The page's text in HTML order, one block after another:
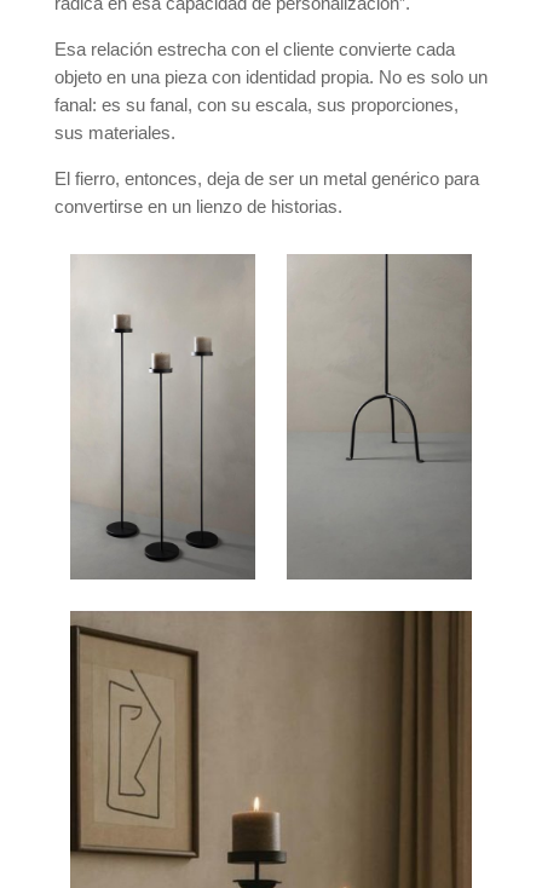
Esa relación estrecha con el cliente convierte cada
objeto en una pieza con identidad propia. No es solo un
fanal: es su fanal, con su escala, sus proporciones,
sus materiales.
El fierro, entonces, deja de ser un metal genérico para
convertirse en un lienzo de historias.